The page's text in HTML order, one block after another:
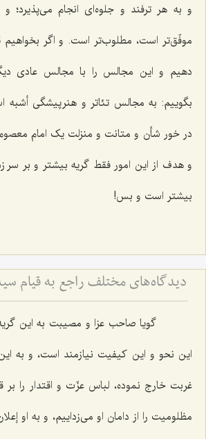
و به هر ترفند و جلوه‌ای انجام می‌پذیرد؛
موفّق‌تر است، مطلوب‌تر است. و اگر
دهیم و این مجالس را با مجالس عادی
بگوییم: به مجالس تئاتر و هنرپیشگی
در خور شأن و متانت و منزلت یک امام معصوم
و هدف از این امور فقط گریه بیشتر و بر سر
بیشتر است و بس!
گویا صاحب عزا و مصیبت به این
این نحو و این کیفیت نیازمند است، و به
غربت خارج نموده، لباس عزّت و اقتدار را
مظلومیت را از دامان او می‌زداییم، و به او